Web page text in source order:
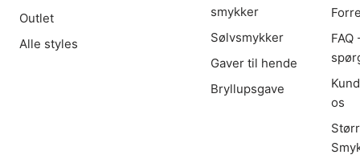
Outlet
Alle styles
smykker
Sølvsmykker
Gaver til hende
Bryllupsgave
os